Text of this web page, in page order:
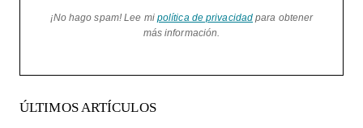
¡No hago spam! Lee mi política de privacidad para obtener
más información.
ÚLTIMOS ARTÍCULOS